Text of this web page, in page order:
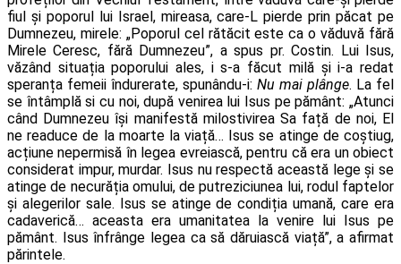
fiul și poporul lui Israel, mireasa, care-L pierde prin păcat pe
Dumnezeu, mirele: „Poporul cel rătăcit este ca o văduvă fără
Mirele Ceresc, fără Dumnezeu”, a spus pr. Costin. Lui Isus,
văzând situația poporului ales, i s-a făcut milă și i-a redat
speranța femeii îndurerate, spunându-i: Nu mai plânge. La fel
se întâmplă si cu noi, după venirea lui Isus pe pământ: „Atunci
când Dumnezeu își manifestă milostivirea Sa față de noi, El
ne readuce de la moarte la viață… Isus se atinge de coștiug,
acțiune nepermisă în legea evreiască, pentru că era un obiect
considerat impur, murdar. Isus nu respectă această lege și se
atinge de necurăția omului, de putreziciunea lui, rodul faptelor
și alegerilor sale. Isus se atinge de condiția umană, care era
cadaverică… aceasta era umanitatea la venire lui Isus pe
pământ. Isus înfrânge legea ca să dăruiască viață”, a afirmat
părintele.